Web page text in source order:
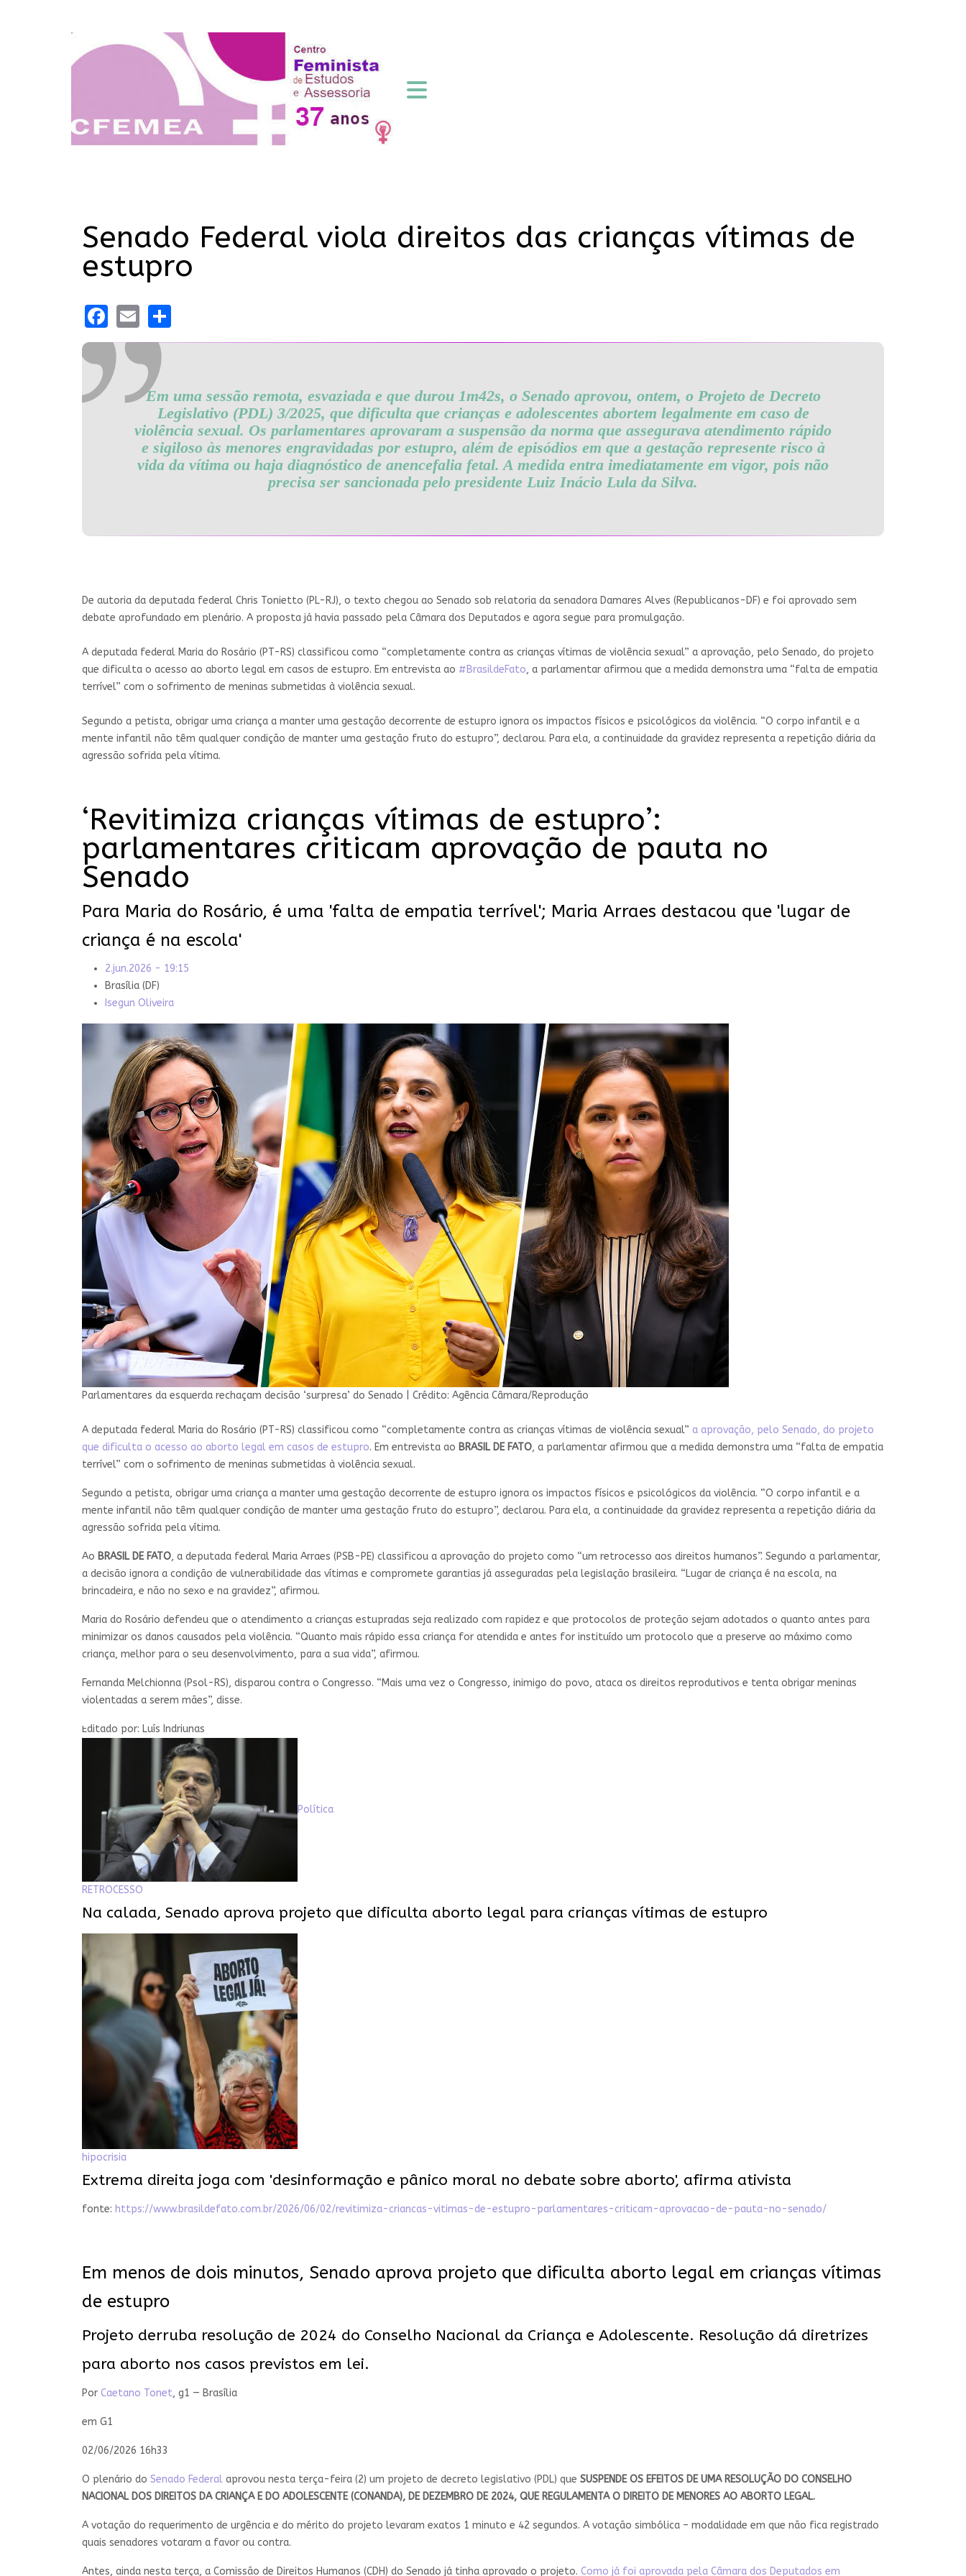
Senado Federal viola direitos das crianças vítimas de
estupro
Facebook
Email
Em uma sessão remota, esvaziada e que durou 1m42s, o Senado aprovou, ontem, o Projeto de Decreto
Legislativo (PDL) 3/2025, que dificulta que crianças e adolescentes abortem legalmente em caso de
violência sexual. Os parlamentares aprovaram a suspensão da norma que assegurava atendimento rápido
e sigiloso às menores engravidadas por estupro, além de episódios em que a gestação represente risco à
vida da vítima ou haja diagnóstico de anencefalia fetal. A medida entra imediatamente em vigor, pois não
precisa ser sancionada pelo presidente Luiz Inácio Lula da Silva.
De autoria da deputada federal Chris Tonietto (PL-RJ), o texto chegou ao Senado sob relatoria da senadora Damares Alves (Republicanos-DF) e foi aprovado sem
debate aprofundado em plenário. A proposta já havia passado pela Câmara dos Deputados e agora segue para promulgação.
A deputada federal Maria do Rosário (PT-RS) classificou como “completamente contra as crianças vítimas de violência sexual” a aprovação, pelo Senado, do projeto
que dificulta o acesso ao aborto legal em casos de estupro. Em entrevista ao #BrasildeFato, a parlamentar afirmou que a medida demonstra uma “falta de empatia
terrível” com o sofrimento de meninas submetidas à violência sexual.
Segundo a petista, obrigar uma criança a manter uma gestação decorrente de estupro ignora os impactos físicos e psicológicos da violência. “O corpo infantil e a
mente infantil não têm qualquer condição de manter uma gestação fruto do estupro”, declarou. Para ela, a continuidade da gravidez representa a repetição diária da
agressão sofrida pela vítima.
‘Revitimiza crianças vítimas de estupro’:
parlamentares criticam aprovação de pauta no
Senado
Para Maria do Rosário, é uma 'falta de empatia terrível'; Maria Arraes destacou que 'lugar de
criança é na escola'
2.jun.2026 - 19:15
Brasília (DF)
Isegun Oliveira
Parlamentares da esquerda rechaçam decisão ‘surpresa’ do Senado Crédito: Agência Câmara/Reprodução
A deputada federal Maria do Rosário (PT-RS) classificou como “completamente contra as crianças vítimas de violência sexual” a aprovação, pelo Senado, do projeto
que dificulta o acesso ao aborto legal em casos de estupro. Em entrevista ao BRASIL DE FATO, a parlamentar afirmou que a medida demonstra uma “falta de empatia
terrível” com o sofrimento de meninas submetidas à violência sexual.
Segundo a petista, obrigar uma criança a manter uma gestação decorrente de estupro ignora os impactos físicos e psicológicos da violência. “O corpo infantil e a
mente infantil não têm qualquer condição de manter uma gestação fruto do estupro”, declarou. Para ela, a continuidade da gravidez representa a repetição diária da
agressão sofrida pela vítima.
Ao BRASIL DE FATO, a deputada federal Maria Arraes (PSB-PE) classificou a aprovação do projeto como “um retrocesso aos direitos humanos”. Segundo a parlamentar,
a decisão ignora a condição de vulnerabilidade das vítimas e compromete garantias já asseguradas pela legislação brasileira. “Lugar de criança é na escola, na
brincadeira, e não no sexo e na gravidez”, afirmou.
Maria do Rosário defendeu que o atendimento a crianças estupradas seja realizado com rapidez e que protocolos de proteção sejam adotados o quanto antes para
minimizar os danos causados pela violência. “Quanto mais rápido essa criança for atendida e antes for instituído um protocolo que a preserve ao máximo como
criança, melhor para o seu desenvolvimento, para a sua vida”, afirmou.
Fernanda Melchionna (Psol-RS), disparou contra o Congresso. “Mais uma vez o Congresso, inimigo do povo, ataca os direitos reprodutivos e tenta obrigar meninas
violentadas a serem mães”, disse.
Editado por: Luís Indriunas
Política
RETROCESSO
Na calada, Senado aprova projeto que dificulta aborto legal para crianças vítimas de estupro
hipocrisia
Extrema direita joga com 'desinformação e pânico moral no debate sobre aborto', afirma ativista
fonte: https://www.brasildefato.com.br/2026/06/02/revitimiza-criancas-vitimas-de-estupro-parlamentares-criticam-aprovacao-de-pauta-no-senado/
Em menos de dois minutos, Senado aprova projeto que dificulta aborto legal em crianças vítimas
de estupro
Projeto derruba resolução de 2024 do Conselho Nacional da Criança e Adolescente. Resolução dá diretrizes
para aborto nos casos previstos em lei.
Por Caetano Tonet, g1 — Brasília
em G1
02/06/2026 16h33
O plenário do Senado Federal aprovou nesta terça-feira (2) um projeto de decreto legislativo (PDL) que SUSPENDE OS EFEITOS DE UMA RESOLUÇÃO DO CONSELHO
NACIONAL DOS DIREITOS DA CRIANÇA E DO ADOLESCENTE (CONANDA), DE DEZEMBRO DE 2024, QUE REGULAMENTA O DIREITO DE MENORES AO ABORTO LEGAL.
A votação do requerimento de urgência e do mérito do projeto levaram exatos 1 minuto e 42 segundos. A votação simbólica – modalidade em que não fica registrado
quais senadores votaram a favor ou contra.
Antes, ainda nesta terça, a Comissão de Direitos Humanos (CDH) do Senado já tinha aprovado o projeto. Como já foi aprovada pela Câmara dos Deputados em